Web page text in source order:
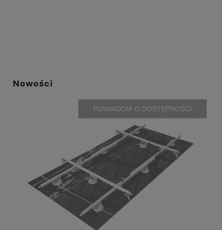
Nowości
POWIADOM O DOSTĘPNOŚCI